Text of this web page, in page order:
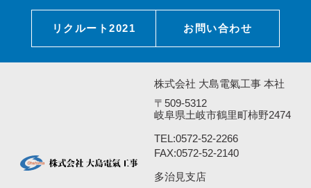
リクルート2021 お問い合わせ
株式会社 大島電氣工事 本社
〒509-5312
岐阜県土岐市鶴里町柿野2474
TEL:0572-52-2266
FAX:0572-52-2140
多治見支店